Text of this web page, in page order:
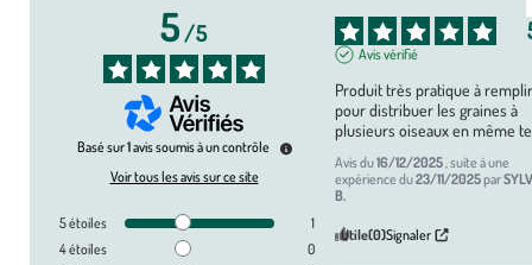
5/5
Basé sur1avis soumis à un contrôle
Voir tous les avis sur ce site
5étoiles
1
4étoiles
0
Avis vérifié
Produit très pratique à
pour distribuer les graines à
plusieurs oiseaux en même
Avis du16/12/2025, suite à une
expérience du23/11/2025par
B.
Utile(0)Signaler